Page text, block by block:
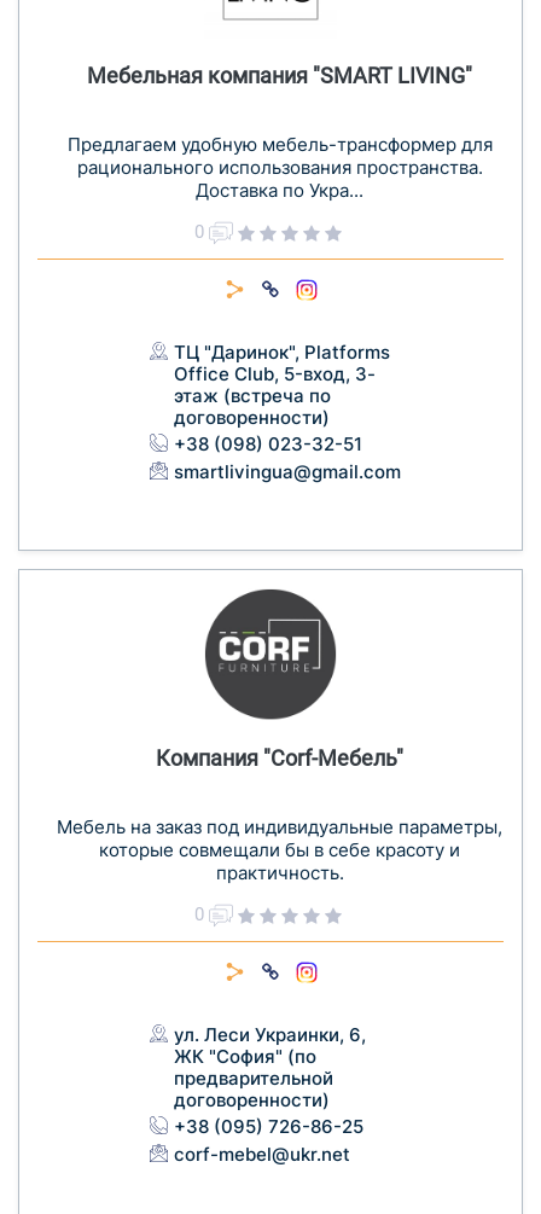
Мебельная компания "SMART LIVING"
Предлагаем удобную мебель-трансформер для
рационального использования пространства.
Доставка по Укра...
0
ТЦ "Даринок", Platforms
Office Club, 5-вход, 3-
этаж (встреча по
договоренности)
+38 (098) 023-32-51
smartlivingua@gmail.com
Компания "Corf-Мебель"
Мебель на заказ под индивидуальные параметры,
которые совмещали бы в себе красоту и
практичность.
0
ул. Леси Украинки, 6,
ЖК "София" (по
предварительной
договоренности)
+38 (095) 726-86-25
corf-mebel@ukr.net